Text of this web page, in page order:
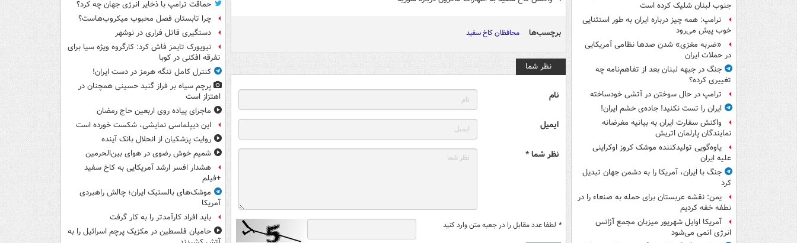
جنوب لبنان شلیک کرده است
ترامپ: همه چیز درباره ایران به طور استثنایی
خوب پیش می‌رود
«ضربه مغزی» شدن صدها نظامی آمریکایی
در حملات ایران
جنگ در جبهه لبنان بعد از تفاهم‌نامه چه
تغییری کرده؟
ترامپ در حال سوختن در آتشی خودساخته
ایران را تست نکنید! جاده‌ی خشم ایران!
واکنش سفارت ایران به بیانیه مغرضانه
نمایندگان پارلمان اتریش
یاوه‌گویی تولیدکننده موشک کروز اوکراینی
علیه ایران
جنگ با ایران، آمریکا را به دشمن جهان تبدیل
کرد
یمن: نقشه عربستان برای حمله به صنعاء را در
نطفه خفه کردیم
آمریکا اوایل شهریور میزبان مجمع آژانس
انرژی اتمی می‌شود
برچسب‌ها محافظان کاخ سفید
نظر شما
نام
ایمیل
نظر شما *
* لطفا عدد مقابل را در جعبه متن وارد کنید
حماقت ترامپ با ذخایر انرژی جهان چه کرد؟
چرا تابستان فصل محبوب میکروب‌هاست؟
دستگیری قاتل فراری در نوشهر
نیویورک تایمز فاش کرد: کارگروه ویژه سیا برای
تفرقه افکنی در کوبا
کنترل کامل تنگه هرمز در دست ایران!
پرچم سیاه بر فراز گنبد حسینی همچنان در
اهتزاز است
ماجرای پیاده روی اربعین حاج رمضان
این دیپلماسی نمایشی، شکست خورده است
روایت پزشکیان از انحلال بانک آینده
شمیم خوش رضوی در هوای بین‌الحرمین
هشدار افسر ارشد آمریکایی به کاخ سفید
+فیلم
موشک‌های بالستیک ایران؛ چالش راهبردی
آمریکا
باید افراد کارآمدتر را به کار گرفت
حامیان فلسطین در مکزیک پرچم اسرائیل را به